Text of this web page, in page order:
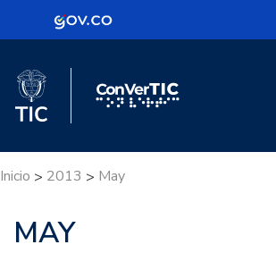
Logo Gobierno de Colombia
Logo del Ministerio TIC
Inicio > 2013 > May
MAY